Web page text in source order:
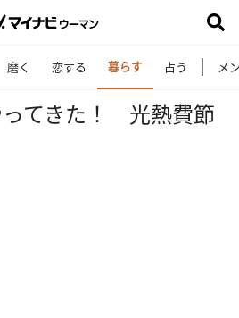
磨く 恋する 暮らす 占う メ
てきた！ 光熱費節